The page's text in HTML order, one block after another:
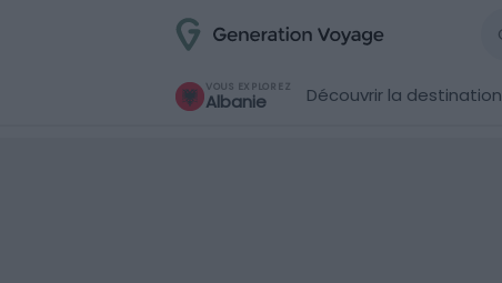
VOUS EXPLOREZ
Albanie Découvrir la destination